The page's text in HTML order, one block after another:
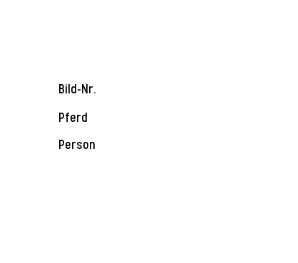
Bild-Nr.
Pferd
Person